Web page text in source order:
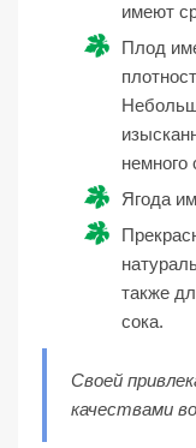
имеют
Плод
немного
Ягода
также
сока.
Своей
качествами